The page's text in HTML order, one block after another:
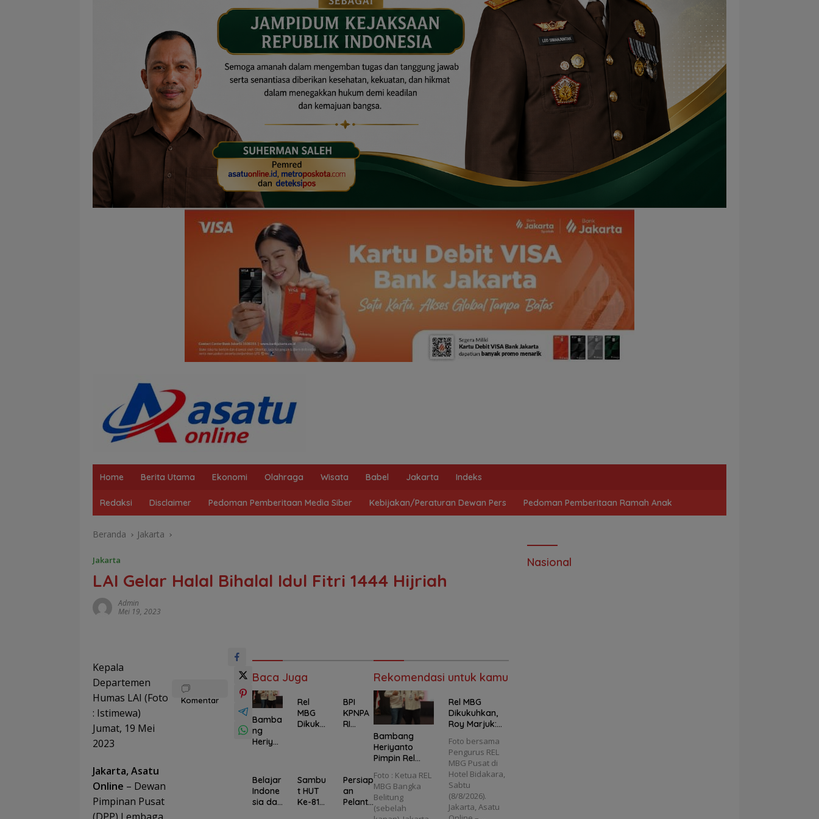
Home Berita Utama Ekonomi Olahraga Wisata Babel Jakarta Indeks
Redaksi Disclaimer Pedoman Pemberitaan Media Siber Kebijakan/Peraturan Dewan Pers Pedoman Pemberitaan Ramah Anak
Beranda Jakarta
Jakarta
LAI Gelar Halal Bihalal Idul Fitri 1444 Hijriah
Admin
Mei 19, 2023
Kepala
Departemen
Humas LAI (Foto
: Istimewa)
Jumat, 19 Mei
2023
Jakarta, Asatu
Online – Dewan
Pimpinan Pusat
Komentar
Baca Juga
Bamba
ng
Heriya
Rel
MBG
Babel,
SPPG
Rel
MBG
Dikuku
n Jadi
Relawa
n yang
BPI
KPNPA
RI
Kapold
a
Sumba
Belajar
Indone
sia dari
Sambu
t HUT
Ke-81
Persiap
an
Pelanti
Rekomendasi untuk kamu
Bambang
Heriyanto
Pimpin Rel
SPPG Diminta
Jangan
Sekadar
Bagikan
Foto : Ketua REL
MBG Bangka
Belitung
(sebelah
Rel MBG
Dikukuhkan,
Roy Marjuk:
Relawan yang
Hanya Pandai
Bicara
Foto bersama
Pengurus REL
MBG Pusat di
Hotel Bidakara,
Sabtu
(8/8/2026).
Jakarta, Asatu
Nasional